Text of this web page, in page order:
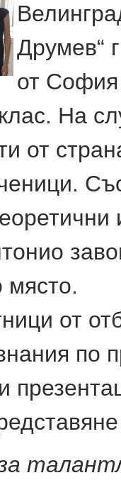
Друмев“
от София
На
от
от
по